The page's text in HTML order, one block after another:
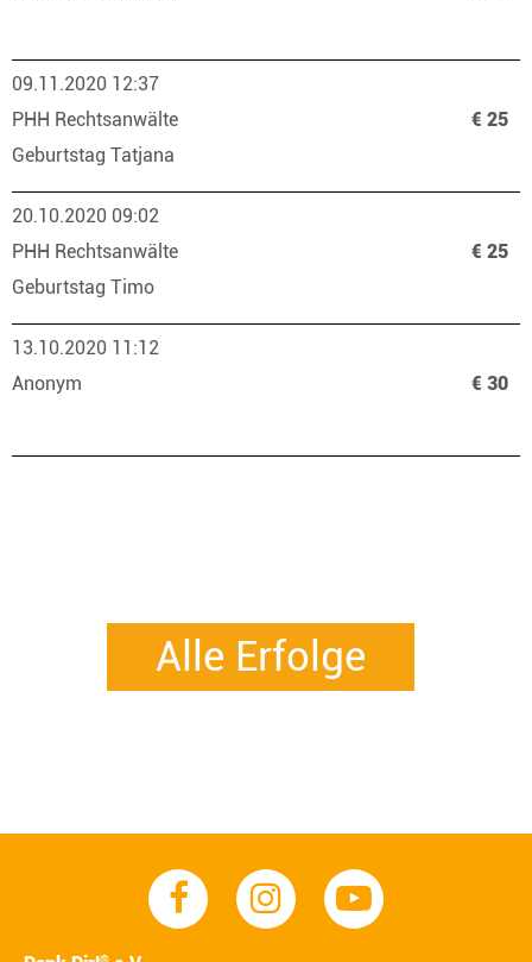
09.11.2020 12:37
PHH Rechtsanwälte
€ 25
Geburtstag Tatjana
20.10.2020 09:02
PHH Rechtsanwälte
€ 25
Geburtstag Timo
13.10.2020 11:12
Anonym
€ 30
Alle Erfolge